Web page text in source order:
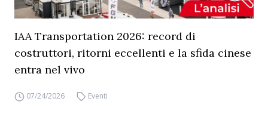
IAA Transportation 2026: record di
costruttori, ritorni eccellenti e la sfida cinese
entra nel vivo
07/24/2026 Eventi